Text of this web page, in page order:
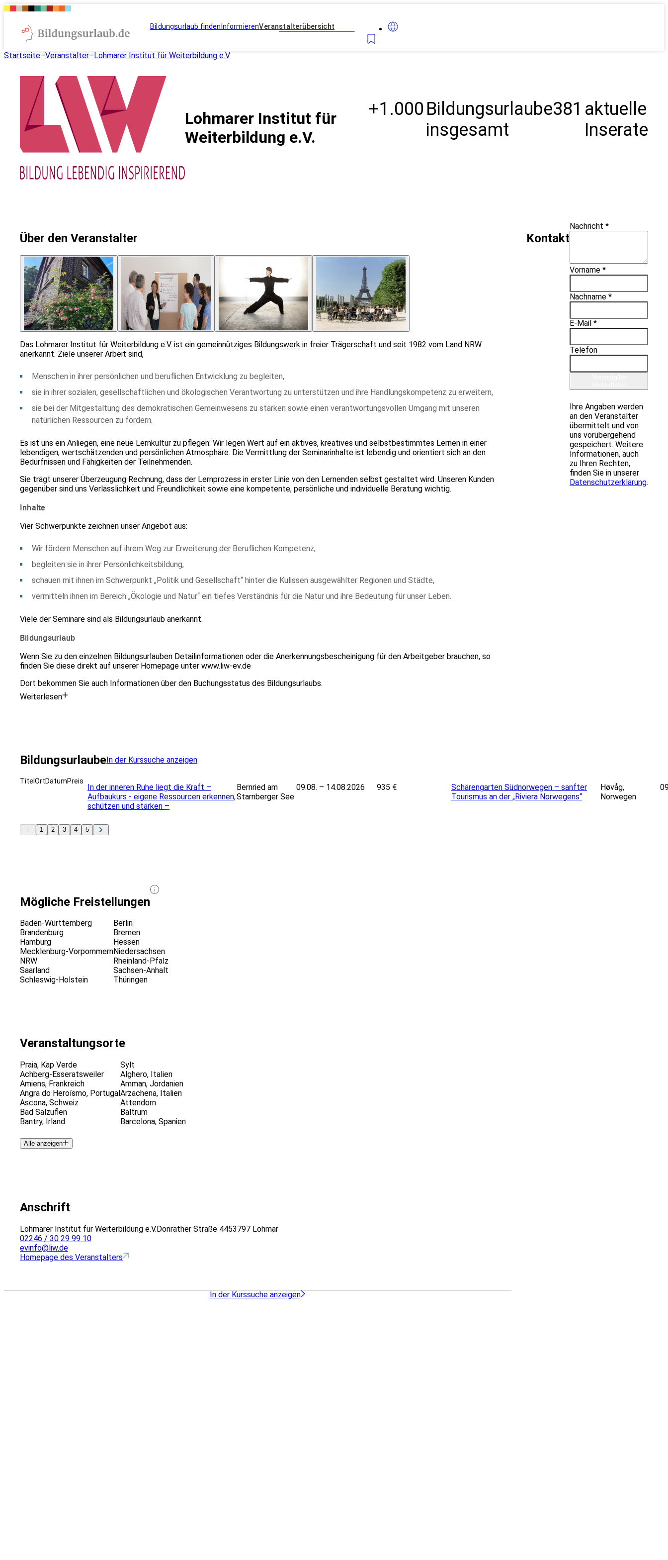
Bildungsurlaub finden InformierenVeranstalterübersicht
Startseite–Veranstalter–Lohmarer Institut für Weiterbildung e.V.
Lohmarer Institut für
Weiterbildung e.V.
+1.000 Bildungsurlaube
insgesamt
381 aktuelle
Inserate
Über den Veranstalter
Das Lohmarer Institut für Weiterbildung e.V. ist ein gemeinnütziges Bildungswerk in freier Trägerschaft und seit 1982 vom Land NRW
anerkannt. Ziele unserer Arbeit sind,
Menschen in ihrer persönlichen und beruflichen Entwicklung zu begleiten,
sie in ihrer sozialen, gesellschaftlichen und ökologischen Verantwortung zu unterstützen und ihre Handlungskompetenz zu erweitern,
sie bei der Mitgestaltung des demokratischen Gemeinwesens zu stärken sowie einen verantwortungsvollen Umgang mit unseren
natürlichen Ressourcen zu fördern.
Es ist uns ein Anliegen, eine neue Lernkultur zu pflegen: Wir legen Wert auf ein aktives, kreatives und selbstbestimmtes Lernen in einer
leben­digen, wertschätzenden und persönlichen Atmosphäre. Die Vermittlung der Seminarinhalte ist lebendig und orientiert sich an den
Bedürfnissen und Fähigkeiten der Teilnehmenden.
Sie trägt unserer Überzeugung Rechnung, dass der Lernprozess in erster Linie von den Lernenden selbst gestaltet wird. Unseren Kunden
gegenüber sind uns Verlässlichkeit und Freundlichkeit sowie eine kompetente, persönliche und individuelle Beratung wichtig.
Inhalte
Vier Schwerpunkte zeichnen unser Angebot aus:
Wir fördern Menschen auf ihrem Weg zur Erweiterung der Beruflichen Kompetenz,
begleiten sie in ihrer Persönlichkeitsbildung,
schauen mit ihnen im Schwerpunkt „Politik und Gesellschaft“ hinter die Kulissen ausgewählter Regionen und Städte,
vermitteln ihnen im Bereich „Ökologie und Natur“ ein tiefes Verständnis für die Natur und ihre Bedeutung für unser Leben.
Viele der Seminare sind als Bildungsurlaub anerkannt.
Bildungsurlaub
Wenn Sie zu den einzelnen Bildungsurlauben Detailinformationen oder die Anerkennungsbescheinigung für den Arbeitgeber brauchen, so
finden Sie diese direkt auf unserer Homepage unter www.liw-ev.de
Dort bekommen Sie auch Informationen über den Buchungsstatus des Bildungsurlaubs.
Weiterlesen
Bildungsurlaube In der Kurssuche anzeigen
38
+
Titel OrtDatumPreis
In der inneren Ruhe liegt die Kraft –
Aufbaukurs - eigene Ressourcen erkennen,
schützen und stärken –
Bernried am
Starnberger See
09.08. – 14.08.2026 935 €
Schärengarten Südnorwegen – sanfter
Tourismus an der „Riviera Norwegens“
Høvåg,
Norwegen
1 2 3 4 5
Mögliche Freistellungen
Baden-Württemberg
Brandenburg
Hamburg
Mecklenburg-Vorpommern
NRW
Saarland
Schleswig-Holstein
Berlin
Bremen
Hessen
Niedersachsen
Rheinland-Pfalz
Sachsen-Anhalt
Thüringen
Veranstaltungsorte
Praia, Kap Verde
Achberg-Esseratsweiler
Amiens, Frankreich
Angra do Heroísmo, Portugal
Ascona, Schweiz
Bad Salzuflen
Bantry, Irland
Sylt
Alghero, Italien
Amman, Jordanien
Arzachena, Italien
Attendorn
Baltrum
Barcelona, Spanien
Alle anzeigen
Anschrift
Lohmarer Institut für Weiterbildung e.V.Donrather Straße 4453797 Lohmar
02246 / 30 29 99 10
evinfo@liw.de
Homepage des Veranstalters
In der Kurssuche anzeigen
Kontakt
Nachricht *
Vorname *
Nachname *
E-Mail *
Telefon
Ihre Angaben werden
an den Veranstalter
übermittelt und von
uns vorübergehend
gespeichert. Weitere
Informationen, auch
zu Ihren Rechten,
finden Sie in unserer
Datenschutzerklärung.